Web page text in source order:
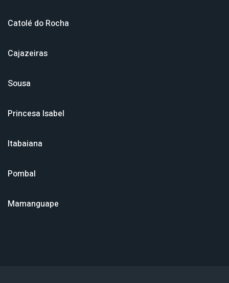
Catolé do Rocha
Cajazeiras
Sousa
Princesa Isabel
Itabaiana
Pombal
Mamanguape